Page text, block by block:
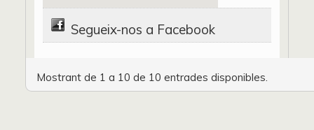
Segueix-nos a Facebook
Mostrant de 1 a 10 de 10 entrades disponibles.